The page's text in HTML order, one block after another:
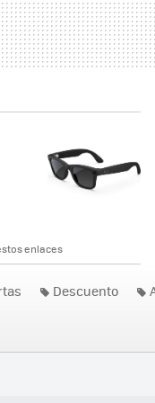
enlaces
Descuento